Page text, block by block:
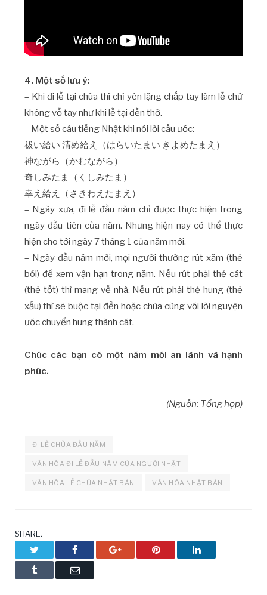
4. Một số lưu ý:
– Khi đi lễ tại chùa thì chỉ yên lặng chắp tay làm lễ chứ
không vỗ tay như khi lễ tại đền thờ.
– Một số câu tiếng Nhật khi nói lời cầu ước:
祓い給い 清め給え（はらいたまい きよめたまえ）
神ながら（かむながら）
奇しみたま（くしみたま）
幸え給え（さきわえたまえ）
– Ngày xưa, đi lễ đầu năm chỉ được thực hiện trong
ngày đầu tiên của năm. Nhưng hiện nay có thể thực
hiện cho tới ngày 7 tháng 1 của năm mới.
– Ngày đầu năm mới, mọi người thường rút xăm (thẻ
bói) để xem vận hạn trong năm. Nếu rút phải thẻ cát
(thẻ tốt) thì mang về nhà. Nếu rút phải thẻ hung (thẻ
xấu) thì sẽ buộc tại đền hoặc chùa cùng với lời nguyện
ước chuyển hung thành cát.
Chúc các bạn có một năm mới an lành và hạnh
phúc.
(Nguồn: Tổng hợp)
ĐI LỄ CHÙA ĐẦU NĂM
VĂN HÓA ĐI LỄ ĐẦU NĂM CỦA NGƯỜI NHẬT
VĂN HÓA LỄ CHÙA NHẬT BẢN VĂN HÓA NHẬT BẢN
SHARE.
Facebook Google+ Pinterest LinkedIn
Tumblr Email